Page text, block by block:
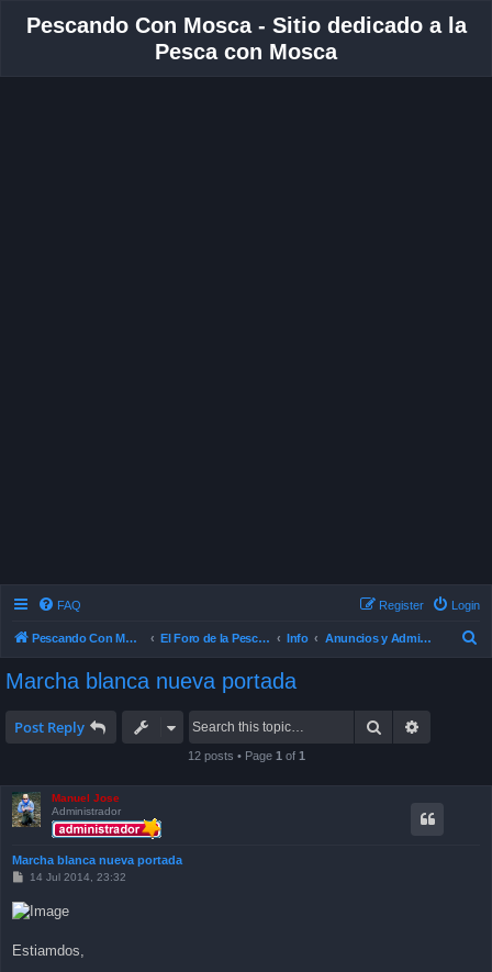
Pescando Con Mosca - Sitio dedicado a la
Pesca con Mosca
FAQ Login
Register
Pescando Con Mosca El Foro de la Pesca con Mosca en Chile Info Anuncios y Administración
Marcha blanca nueva portada
Post Reply Search
12 posts • Page 1 of 1
Manuel Jose
Administrador
Marcha blanca nueva portada
P
s
t
14 Jul 2014, 23:32
Estiamdos,